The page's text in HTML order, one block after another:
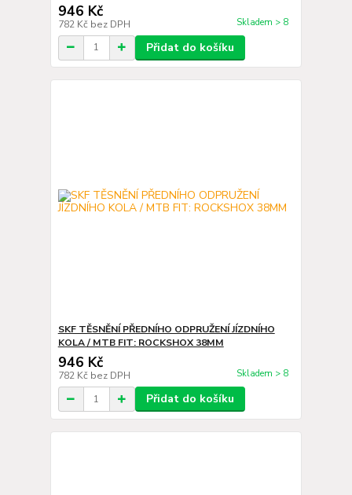
946 Kč
782 Kč bez DPH Skladem > 8
Přidat do košíku
SKF TĚSNĚNÍ PŘEDNÍHO ODPRUŽENÍ JÍZDNÍHO
KOLA / MTB FIT: ROCKSHOX 38MM
946 Kč
782 Kč bez DPH Skladem > 8
Přidat do košíku